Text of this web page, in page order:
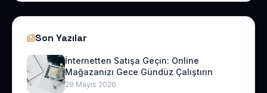
Son Yazılar
İnternetten Satışa Geçin: Online
Mağazanızı Gece Gündüz Çalıştırın
29 Mayıs 2026